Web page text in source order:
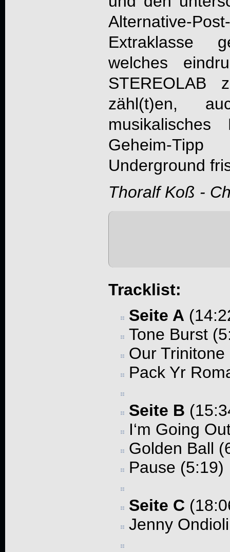
Alternative-
Extraklasse
welches
STEREOLAB
zähl(t)en,
Geheim-
Underground
Thoralf Koß -
Tracklist:
Seite A
Tone Burst
Our
Pack Yr
Seite B
I‘m Going
Golden Ball
Pause (5:19)
Seite C
Jenny